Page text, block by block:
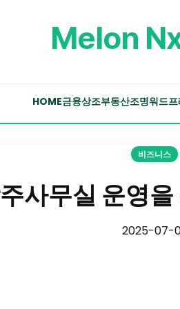
Melon
HOME금융상조부동산조명워드
비즈니스
사무실 운영
2025-07-